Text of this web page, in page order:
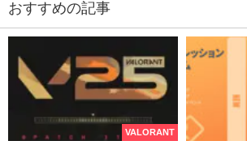
おすすめの記事
VALORANT